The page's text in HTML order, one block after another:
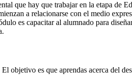
que hay que trabajar en la etapa de
a relacionarse con el medio
es capacitar al alumnado para
objetivo es que aprendas acerca del